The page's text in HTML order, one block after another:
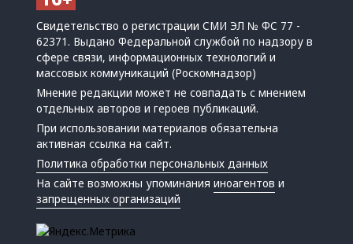
Свидетельство о регистрации СМИ ЭЛ № ФС 77 -
62371. Выдано Федеральной службой по надзору в
сфере связи, информационных технологий и
массовых коммуникаций (Роскомнадзор)
Мнение редакции может не совпадать с мнением
отдельных авторов и героев публикаций.
При использовании материалов обязательна
активная ссылка на сайт.
Политика обработки персональных данных
На сайте возможны упоминанияиноагентов и
запрещенных организаций